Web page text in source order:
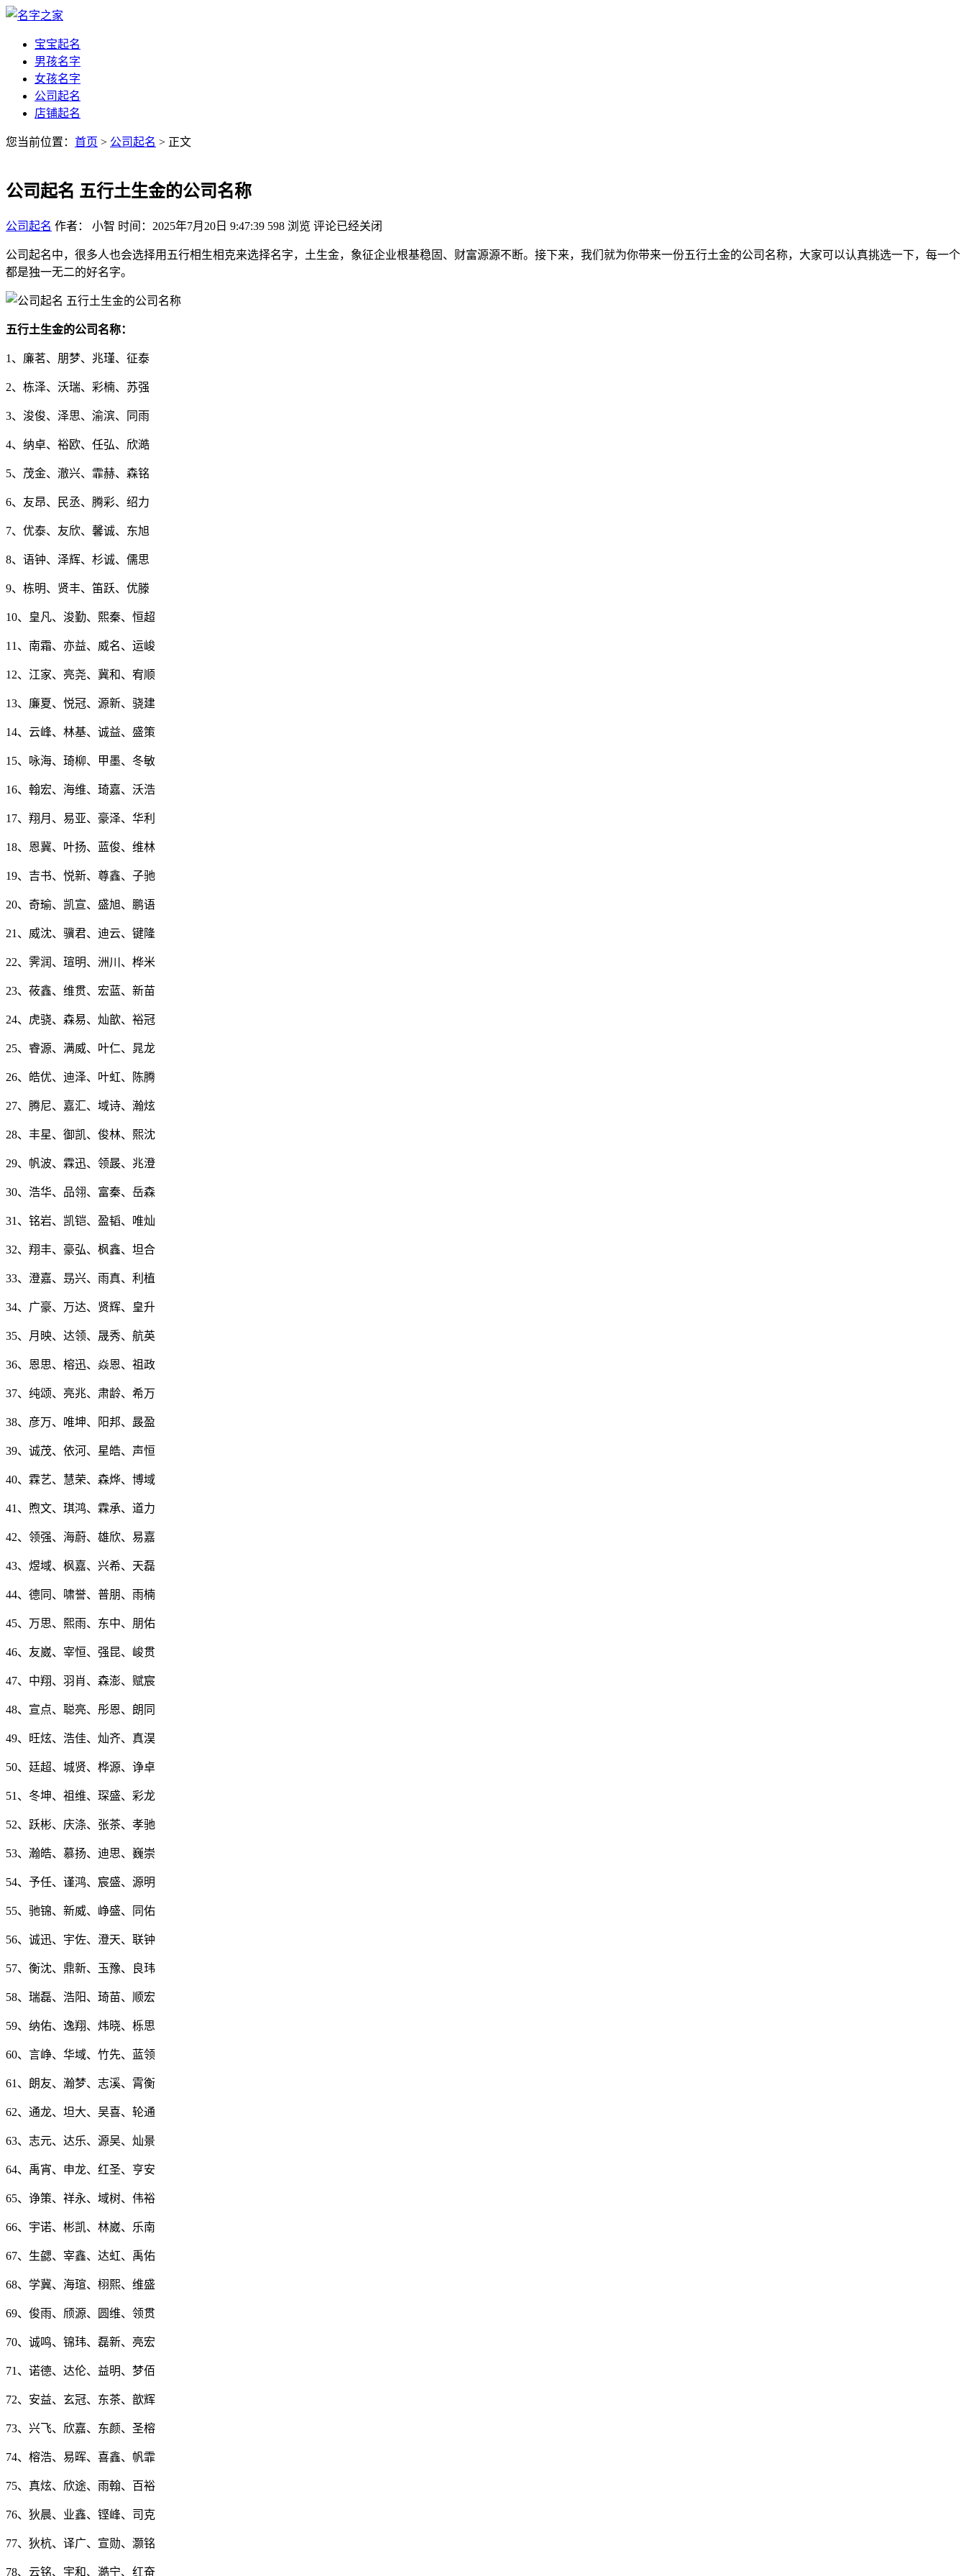
宝宝起名
男孩名字
女孩名字
公司起名
店铺起名
您当前位置： 首页 > 公司起名 > 正文
公司起名 五行土生金的公司名称
公司起名 作者： 小智 时间：2025年7月20日 9:47:39 598 浏览 评论已经关闭
公司起名中，很多人也会选择用五行相生相克来选择名字，土生金，象征企业根基稳固、财富源源不断。接下来，我们就为你带来一份五行土金的公司名称，大家可以认真挑选一下，每一个
都是独一无二的好名字。
五行土生金的公司名称：
1、廉茗、朋梦、兆瑾、征泰
2、栋泽、沃瑞、彩楠、苏强
3、浚俊、泽思、渝滨、同雨
4、纳卓、裕欧、任弘、欣澔
5、茂金、澈兴、霏赫、森铭
6、友昂、民丞、腾彩、绍力
7、优泰、友欣、馨诚、东旭
8、语钟、泽辉、杉诚、儒思
9、栋明、贤丰、笛跃、优滕
10、皇凡、浚勤、熙秦、恒超
11、南霜、亦益、威名、运峻
12、江家、亮尧、冀和、宥顺
13、廉夏、悦冠、源新、骁建
14、云峰、林基、诚益、盛策
15、咏海、琦柳、甲墨、冬敏
16、翰宏、海维、琦嘉、沃浩
17、翔月、易亚、豪泽、华利
18、恩冀、叶扬、蓝俊、维林
19、吉书、悦新、尊鑫、子驰
20、奇瑜、凯宣、盛旭、鹏语
21、威沈、骥君、迪云、键隆
22、霁润、瑄明、洲川、桦米
23、莜鑫、维贯、宏蓝、新苗
24、虎骁、森易、灿歆、裕冠
25、睿源、满威、叶仁、晁龙
26、皓优、迪泽、叶虹、陈腾
27、腾尼、嘉汇、域诗、瀚炫
28、丰星、御凯、俊林、熙沈
29、帆波、霖迅、领晸、兆澄
30、浩华、品翎、富秦、岳森
31、铭岩、凯铠、盈韬、唯灿
32、翔丰、豪弘、枫鑫、坦合
33、澄嘉、昮兴、雨真、利植
34、广豪、万达、贤辉、皇升
35、月映、达领、晟秀、航英
36、恩思、榕迅、焱恩、祖政
37、纯颂、亮兆、肃龄、希万
38、彦万、唯坤、阳邦、晸盈
39、诚茂、依河、星皓、声恒
40、霖艺、慧荣、森烨、博域
41、煦文、琪鸿、霖承、道力
42、领强、海蔚、雄欣、易嘉
43、煜域、枫嘉、兴希、天磊
44、德同、啸誉、普朋、雨楠
45、万思、熙雨、东中、朋佑
46、友崴、宰恒、强昆、峻贯
47、中翔、羽肖、森澎、赋宸
48、宣点、聪亮、彤恩、朗同
49、旺炫、浩佳、灿齐、真淏
50、廷超、城贤、桦源、诤卓
51、冬坤、祖维、琛盛、彩龙
52、跃彬、庆涤、张茶、孝驰
53、瀚皓、慕扬、迪思、巍崇
54、予任、谨鸿、宸盛、源明
55、驰锦、新威、峥盛、同佑
56、诚迅、宇佐、澄天、联钟
57、衡沈、鼎新、玉豫、良玮
58、瑞磊、浩阳、琦苗、顺宏
59、纳佑、逸翔、炜晓、栎思
60、言峥、华域、竹先、蓝领
61、朗友、瀚梦、志溪、霄衡
62、通龙、坦大、吴喜、轮通
63、志元、达乐、源吴、灿景
64、禹宵、申龙、红圣、亨安
65、诤策、祥永、域树、伟裕
66、宇诺、彬凯、林崴、乐南
67、生勰、宰鑫、达虹、禹佑
68、学冀、海瑄、栩熙、维盛
69、俊雨、颀源、圆维、领贯
70、诚鸣、锦玮、磊新、亮宏
71、诺德、达伦、益明、梦佰
72、安益、玄冠、东茶、歆辉
73、兴飞、欣嘉、东颜、圣榕
74、榕浩、易晖、喜鑫、帆霏
75、真炫、欣途、雨翰、百裕
76、狄晨、业鑫、铿峰、司克
77、狄杭、译广、宣勋、灏铭
78、云铭、宇和、澔宁、红奋